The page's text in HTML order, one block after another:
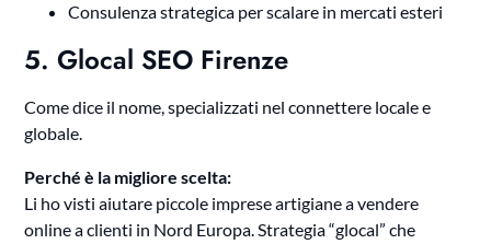
Consulenza strategica per scalare in mercati esteri
5. Glocal SEO Firenze
Come dice il nome, specializzati nel connettere locale e
globale.
Perché è la migliore scelta:
Li ho visti aiutare piccole imprese artigiane a vendere
online a clienti in Nord Europa. Strategia “glocal” che